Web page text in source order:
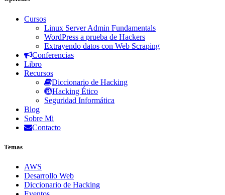
Cursos
Linux Server Admin Fundamentals
WordPress a prueba de Hackers
Extrayendo datos con Web Scraping
Conferencias
Libro
Recursos
Diccionario de Hacking
Hacking Ético
Seguridad Informática
Blog
Sobre Mi
Contacto
Temas
AWS
Desarrollo Web
Diccionario de Hacking